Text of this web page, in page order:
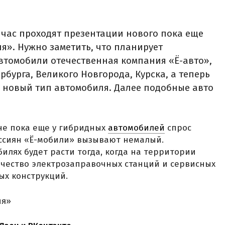
проходят презентации нового пока еще
Нужно заметить, что планирует
отечественная компания «Ё-авто»,
Великого Новгорода, Курска, а теперь
тип автомобиля. Далее подобные авто
пока еще у гибридных автомобилей спрос
«Ё-мобили» вызывают немалый.
будет расти тогда, когда на территории
электрозаправочных станций и сервисных
конструкций.